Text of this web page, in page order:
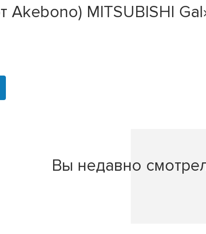
Akebono) MITSUBISHI
Вы недавно